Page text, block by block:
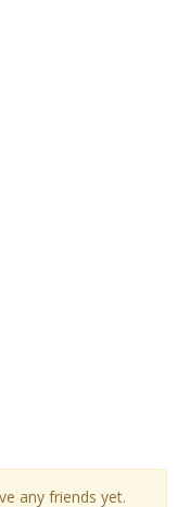
any friends yet.